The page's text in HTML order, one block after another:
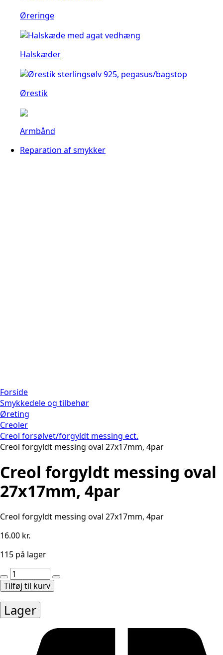
Øreringe
Halskæder
Ørestik
Armbånd
Reparation af smykker
Forside
Smykkedele og tilbehør
Øreting
Creoler
Creol forsølvet/forgyldt messing ect.
Creol forgyldt messing oval 27x17mm, 4par
Creol forgyldt messing oval
27x17mm, 4par
Creol forgyldt messing oval 27x17mm, 4par
16.00 kr.
115 på lager
Creol
forgyldt
messing
oval
27x17mm,
Tilføj til kurv
Lager